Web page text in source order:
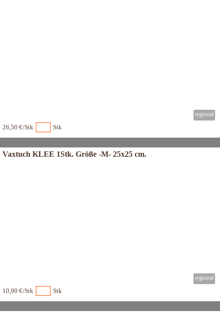
26,50 €/Stk Stk
Vaxtuch KLEE 1Stk. Größe -M- 25x25 cm.
10,90 €/Stk Stk